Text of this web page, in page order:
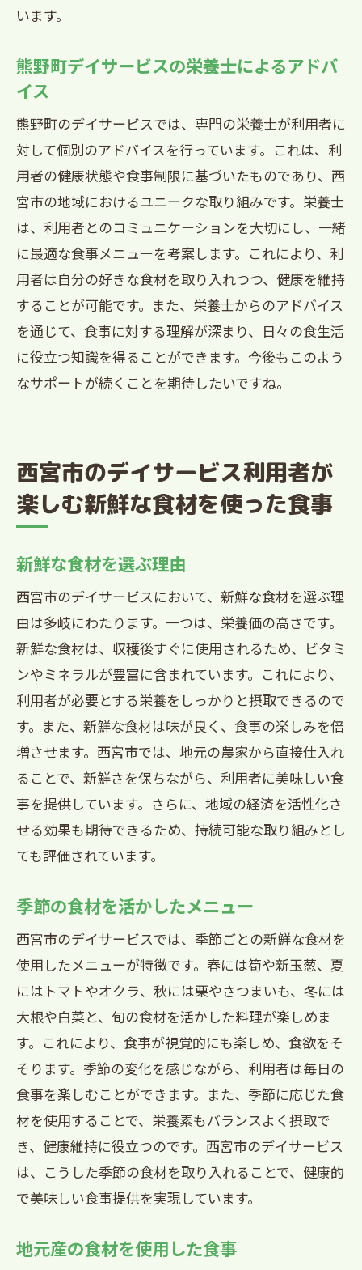
います。
熊野町デイサービスの栄養士によるアドバ
イス
熊野町のデイサービスでは、専門の栄養士が利用者に
対して個別のアドバイスを行っています。これは、利
用者の健康状態や食事制限に基づいたものであり、西
宮市の地域におけるユニークな取り組みです。栄養士
は、利用者とのコミュニケーションを大切にし、一緒
に最適な食事メニューを考案します。これにより、利
用者は自分の好きな食材を取り入れつつ、健康を維持
することが可能です。また、栄養士からのアドバイス
を通じて、食事に対する理解が深まり、日々の食生活
に役立つ知識を得ることができます。今後もこのよう
なサポートが続くことを期待したいですね。
西宮市のデイサービス利用者が
楽しむ新鮮な食材を使った食事
新鮮な食材を選ぶ理由
西宮市のデイサービスにおいて、新鮮な食材を選ぶ理
由は多岐にわたります。一つは、栄養価の高さです。
新鮮な食材は、収穫後すぐに使用されるため、ビタミ
ンやミネラルが豊富に含まれています。これにより、
利用者が必要とする栄養をしっかりと摂取できるので
す。また、新鮮な食材は味が良く、食事の楽しみを倍
増させます。西宮市では、地元の農家から直接仕入れ
ることで、新鮮さを保ちながら、利用者に美味しい食
事を提供しています。さらに、地域の経済を活性化さ
せる効果も期待できるため、持続可能な取り組みとし
ても評価されています。
季節の食材を活かしたメニュー
西宮市のデイサービスでは、季節ごとの新鮮な食材を
使用したメニューが特徴です。春には筍や新玉葱、夏
にはトマトやオクラ、秋には栗やさつまいも、冬には
大根や白菜と、旬の食材を活かした料理が楽しめま
す。これにより、食事が視覚的にも楽しめ、食欲をそ
そります。季節の変化を感じながら、利用者は毎日の
食事を楽しむことができます。また、季節に応じた食
材を使用することで、栄養素もバランスよく摂取で
き、健康維持に役立つのです。西宮市のデイサービス
は、こうした季節の食材を取り入れることで、健康的
で美味しい食事提供を実現しています。
地元産の食材を使用した食事